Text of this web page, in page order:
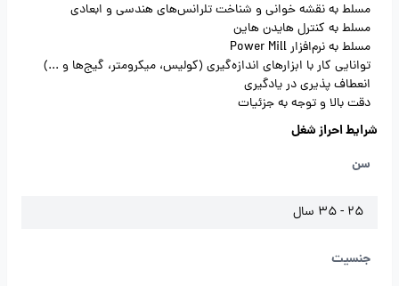
مسلط به نقشه خوانی و شناخت تلرانس‌های هندسی و ابعادی
مسلط به کنترل هایدن هاین
مسلط به نرم‌افزار Power Mill
توانایی کار با ابزارهای اندازه‌گیری (کولیس، میکرومتر، گیج‌ها و ...)
انعطاف پذیری در یادگیری
دقت بالا و توجه به جزئیات
شرایط احراز شغل
سن
25 - 35 سال
جنسیت